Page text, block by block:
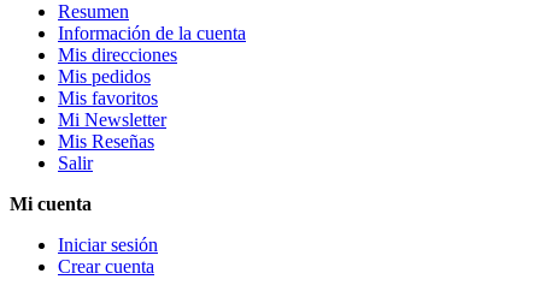
Resumen
Información de la cuenta
Mis direcciones
Mis pedidos
Mis favoritos
Mi Newsletter
Mis Reseñas
Salir
Mi cuenta
Iniciar sesión
Crear cuenta